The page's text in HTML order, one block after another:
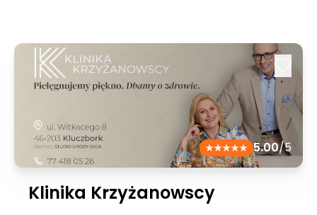
5.00/5
Klinika Krzyżanowscy